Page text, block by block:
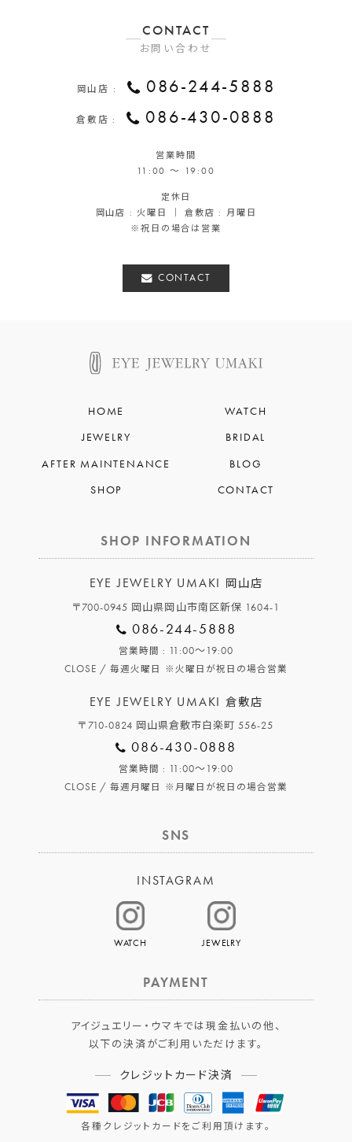
CONTACT
お問い合わせ
岡山店 : 086-244-5888
倉敷店 : 086-430-0888
営業時間
11:00 ～ 19:00
定休日
岡山店 : 火曜日 ｜ 倉敷店 : 月曜日
※祝日の場合は営業
CONTACT
HOME
WATCH
JEWELRY
BRIDAL
AFTER MAINTENANCE
BLOG
SHOP
CONTACT
SHOP INFORMATION
EYE JEWELRY UMAKI 岡山店
〒700-0945 岡山県岡山市南区新保 1604-1
086-244-5888
営業時間 : 11:00～19:00
CLOSE /毎週火曜日 ※火曜日が祝日の場合営業
EYE JEWELRY UMAKI 倉敷店
〒710-0824 岡山県倉敷市白楽町 556-25
086-430-0888
営業時間 : 11:00～19:00
CLOSE /毎週月曜日 ※月曜日が祝日の場合営業
SNS
INSTAGRAM
WATCH JEWELRY
PAYMENT
アイジュエリー・ウマキでは現金払いの他、
以下の決済がご利用いただけます。
クレジットカード決済
各種クレジットカードをご利用頂けます。